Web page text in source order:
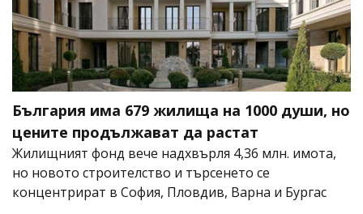
България има 679 жилища на 1000 души, но
цените продължават да растат
Жилищният фонд вече надхвърля 4,36 млн. имота,
но новото строителство и търсенето се
концентрират в София, Пловдив, Варна и Бургас